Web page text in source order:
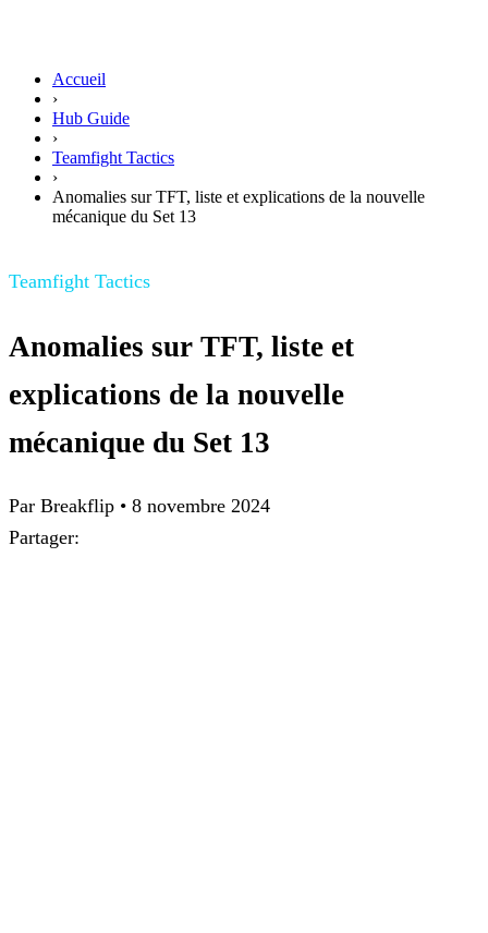
Accueil
›
Hub Guide
›
Teamfight Tactics
›
Anomalies sur TFT, liste et explications de la nouvelle
mécanique du Set 13
Teamfight Tactics
Anomalies sur TFT, liste et
explications de la nouvelle
mécanique du Set 13
Par Breakflip • 8 novembre 2024
Partager: